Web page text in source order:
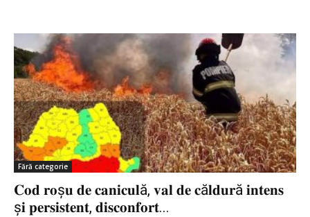
Fără categorie
𝐂𝐨𝐝 𝐫𝐨ș𝐮 𝐝𝐞 𝐜𝐚𝐧𝐢𝐜𝐮𝐥ă, 𝐯𝐚𝐥 𝐝𝐞 𝐜ă𝐥𝐝𝐮𝐫ă 𝐢𝐧𝐭𝐞𝐧𝐬
ș𝐢 𝐩𝐞𝐫𝐬𝐢𝐬𝐭𝐞𝐧𝐭, 𝐝𝐢𝐬𝐜𝐨𝐧𝐟𝐨𝐫𝐭...